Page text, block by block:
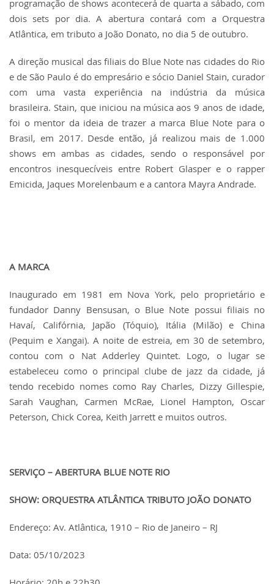
programação de shows acontecerá de quarta a sábado, com
dois sets por dia. A abertura contará com a Orquestra
Atlântica, em tributo a João Donato, no dia 5 de outubro.
A direção musical das filiais do Blue Note nas cidades do Rio
e de São Paulo é do empresário e sócio Daniel Stain, curador
com uma vasta experiência na indústria da música
brasileira. Stain, que iniciou na música aos 9 anos de idade,
foi o mentor da ideia de trazer a marca Blue Note para o
Brasil, em 2017. Desde então, já realizou mais de 1.000
shows em ambas as cidades, sendo o responsável por
encontros inesquecíveis entre Robert Glasper e o rapper
Emicida, Jaques Morelenbaum e a cantora Mayra Andrade.
A MARCA
Inaugurado em 1981 em Nova York, pelo proprietário e
fundador Danny Bensusan, o Blue Note possui filiais no
Havaí, Califórnia, Japão (Tóquio), Itália (Milão) e China
(Pequim e Xangai). A noite de estreia, em 30 de setembro,
contou com o Nat Adderley Quintet. Logo, o lugar se
estabeleceu como o principal clube de jazz da cidade, já
tendo recebido nomes como Ray Charles, Dizzy Gillespie,
Sarah Vaughan, Carmen McRae, Lionel Hampton, Oscar
Peterson, Chick Corea, Keith Jarrett e muitos outros.
SERVIÇO – ABERTURA BLUE NOTE RIO
SHOW: ORQUESTRA ATLÂNTICA TRIBUTO JOÃO DONATO
Endereço: Av. Atlântica, 1910 – Rio de Janeiro – RJ
Data: 05/10/2023